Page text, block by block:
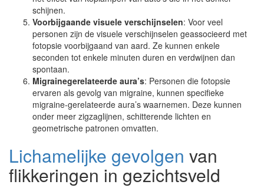
schijnen.
Voorbijgaande visuele verschijnselen: Voor veel
personen zijn de visuele verschijnselen geassocieerd met
fotopsie voorbijgaand van aard. Ze kunnen enkele
seconden tot enkele minuten duren en verdwijnen dan
spontaan.
Migrainegerelateerde aura’s: Personen die fotopsie
ervaren als gevolg van migraine, kunnen specifieke
migraine-gerelateerde aura’s waarnemen. Deze kunnen
onder meer zigzaglijnen, schitterende lichten en
geometrische patronen omvatten.
Lichamelijke gevolgen van
flikkeringen in gezichtsveld